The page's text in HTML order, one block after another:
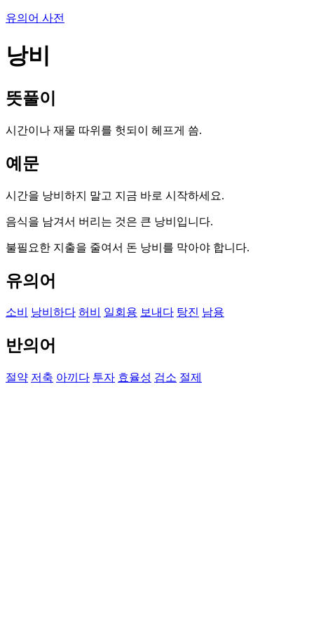
유의어 사전
낭비
뜻풀이
시간이나 재물 따위를 헛되이 헤프게 씀.
예문
시간을 낭비하지 말고 지금 바로 시작하세요.
음식을 남겨서 버리는 것은 큰 낭비입니다.
불필요한 지출을 줄여서 돈 낭비를 막아야 합니다.
유의어
소비 낭비하다 허비 일회용 보내다 탕진 남용
반의어
절약 저축 아끼다 투자 효율성 검소 절제